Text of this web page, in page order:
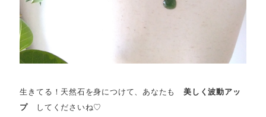
生きてる！天然石を身につけて、あなたも美しく波動アッ
プ してくださいね♡